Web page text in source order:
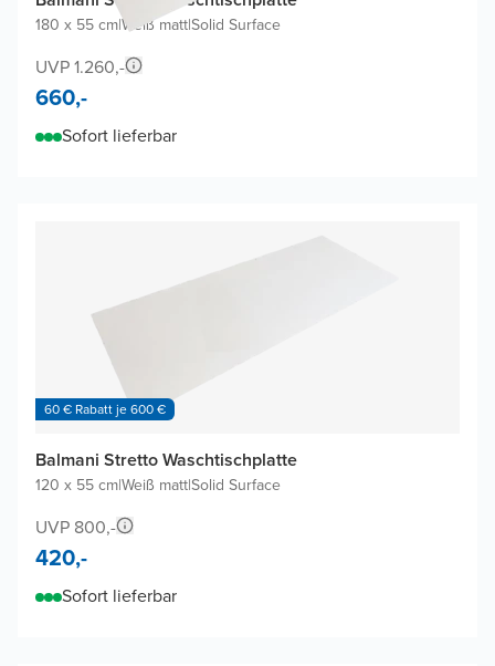
180 x 55 cm|Weiß matt|Solid Surface
UVP 1.260,-
660,-
Sofort lieferbar
60 € Rabatt je 600 €
Balmani Stretto Waschtischplatte
120 x 55 cm|Weiß matt|Solid Surface
UVP 800,-
420,-
Sofort lieferbar